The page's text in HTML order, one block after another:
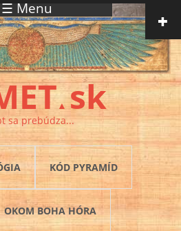
☰ Menu
▲ sk
sa prebúdza...
KÓD PYRAMÍD
OKOM BOHA HÓRA